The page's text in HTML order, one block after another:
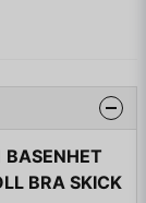
BRA SKICK